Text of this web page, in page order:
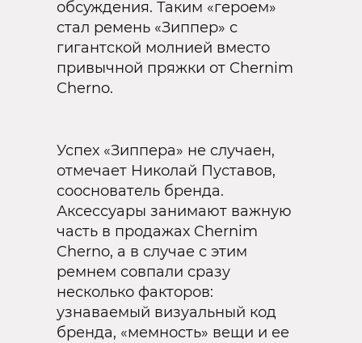
обсуждения. Таким «героем»
стал ремень «Зиппер» с
гигантской молнией вместо
привычной пряжки от Chernim
Cherno.
Успех «Зиппера» не случаен,
отмечает Николай Пуставов,
сооснователь бренда.
Аксессуары занимают важную
часть в продажах Chernim
Cherno, а в случае с этим
ремнем совпали сразу
несколько факторов:
узнаваемый визуальный код
бренда, «мемность» вещи и ее